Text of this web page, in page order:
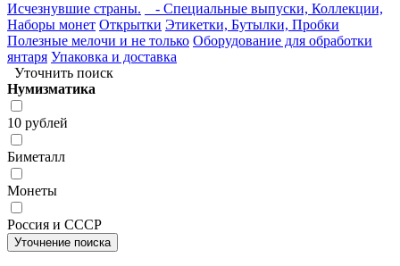
Исчезнувшие страны.
- Специальные выпуски, Коллекции,
Наборы монет Открытки Этикетки, Бутылки, Пробки
Полезные мелочи и не только Оборудование для обработки
янтаря Упаковка и доставка
Уточнить поиск
Нумизматика
10 рублей
Биметалл
Монеты
Россия и СССР
Уточнение поиска